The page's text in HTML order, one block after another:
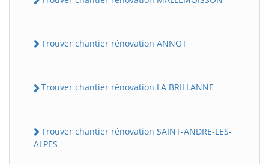
Trouver chantier rénovation ANNOT
Trouver chantier rénovation LA BRILLANNE
Trouver chantier rénovation SAINT-ANDRE-LES-
ALPES